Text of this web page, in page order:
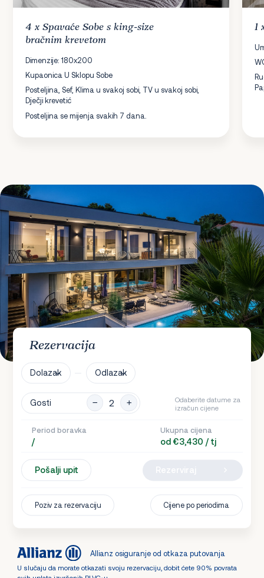
4 xSpavaće Sobes king-size
bračnim krevetom
Dimenzije: 180x200
Kupaonica U Sklopu Sobe
Posteljina, Sef, Klima u svakoj sobi, TV u svakoj sobi,
Dječji krevetić
Posteljina se mijenja svakih 7 dana.
1
Rezervacija
Dolazak Odlazak
Gosti
Odaberite datume za
izračun cijene
Period boravka
/
Ukupna cijena
od €3,430 / tj
Pošalji upit
Poziv za rezervaciju Cijene po periodima
Allianz osiguranje od otkaza putovanja
U slučaju da morate otkazati svoju rezervaciju, dobit ćete 90% povrata